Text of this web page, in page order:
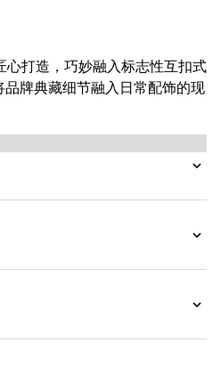
心打造，巧妙融入标志性互扣式
牌典藏细节融入日常配饰的现